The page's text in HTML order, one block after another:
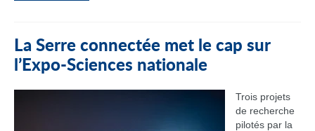
La Serre connectée met le cap sur
l’Expo-Sciences nationale
Trois projets
de recherche
pilotés par la